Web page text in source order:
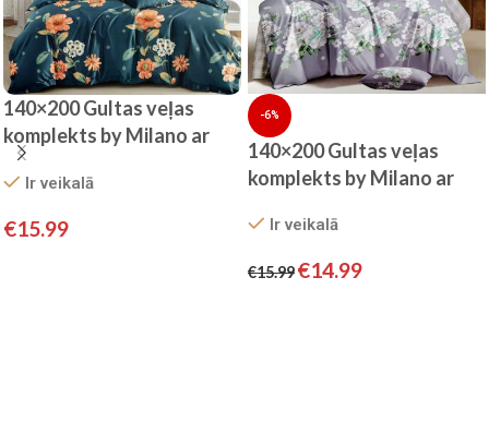
140×200 Gultas veļas
komplekts by Milano ar
palagu/ 100% KOKVILNA
SATĪNS
Ir veikalā
€15.99
-6%
140×200 Gultas veļas
komplekts by Milano ar
SATĪNS
Ir veikalā
€15.99€14.99